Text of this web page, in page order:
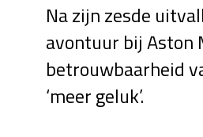
Na zijn zesde
avontuur bij Aston
betrouwbaarheid
‘meer geluk’.